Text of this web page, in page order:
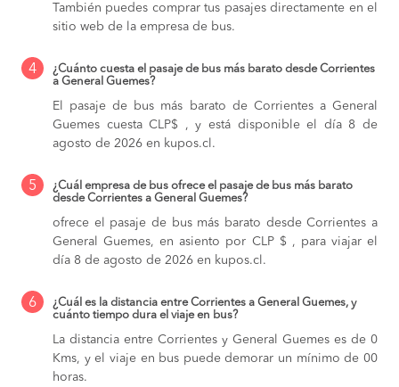
También puedes comprar tus pasajes directamente en el
sitio web de la empresa de bus.
4
¿Cuánto cuesta el pasaje de bus más barato desde Corrientes
a General Guemes?
El pasaje de bus más barato de Corrientes a General
Guemes cuesta CLP$ , y está disponible el día 8 de
agosto de 2026 en kupos.cl.
5
¿Cuál empresa de bus ofrece el pasaje de bus más barato
desde Corrientes a General Guemes?
ofrece el pasaje de bus más barato desde Corrientes a
General Guemes, en asiento por CLP $ , para viajar el
día 8 de agosto de 2026 en kupos.cl.
6
¿Cuál es la distancia entre Corrientes a General Guemes, y
cuánto tiempo dura el viaje en bus?
La distancia entre Corrientes y General Guemes es de 0
Kms, y el viaje en bus puede demorar un mínimo de 00
horas.